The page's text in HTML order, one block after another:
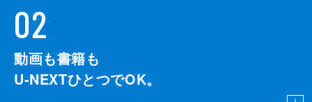
02
動画も書籍も
U-NEXTひとつでOK。